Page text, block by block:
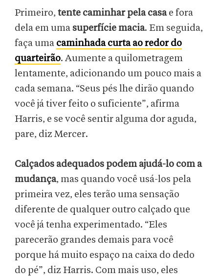
Primeiro, tente caminhar pela casae fora
dela em uma superfície macia. Em seguida,
faça uma caminhada curta ao redor do
quarteirão. Aumente a quilometragem
lentamente, adicionando um pouco mais a
cada semana. “Seus pés lhe dirão quando
você já tiver feito o suficiente”, afirma
Harris, e se você sentir alguma dor aguda,
pare, diz Mercer.
Calçados adequados podem ajudá-lo com a
mudança, mas quando você usá-los pela
primeira vez, eles terão uma sensação
diferente de qualquer outro calçado que
você já tenha experimentado. “Eles
parecerão grandes demais para você
porque há muito espaço na caixa do dedo
do pé”, diz Harris. Com mais uso, eles